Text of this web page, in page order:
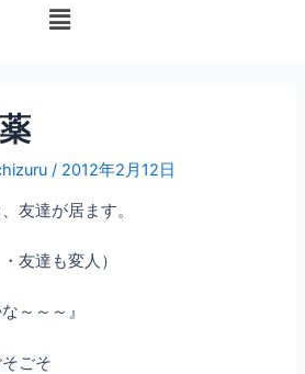
Menu
/ 2012年2月12日
友達が居ます。
友達も変人）
～～～』
ごそ